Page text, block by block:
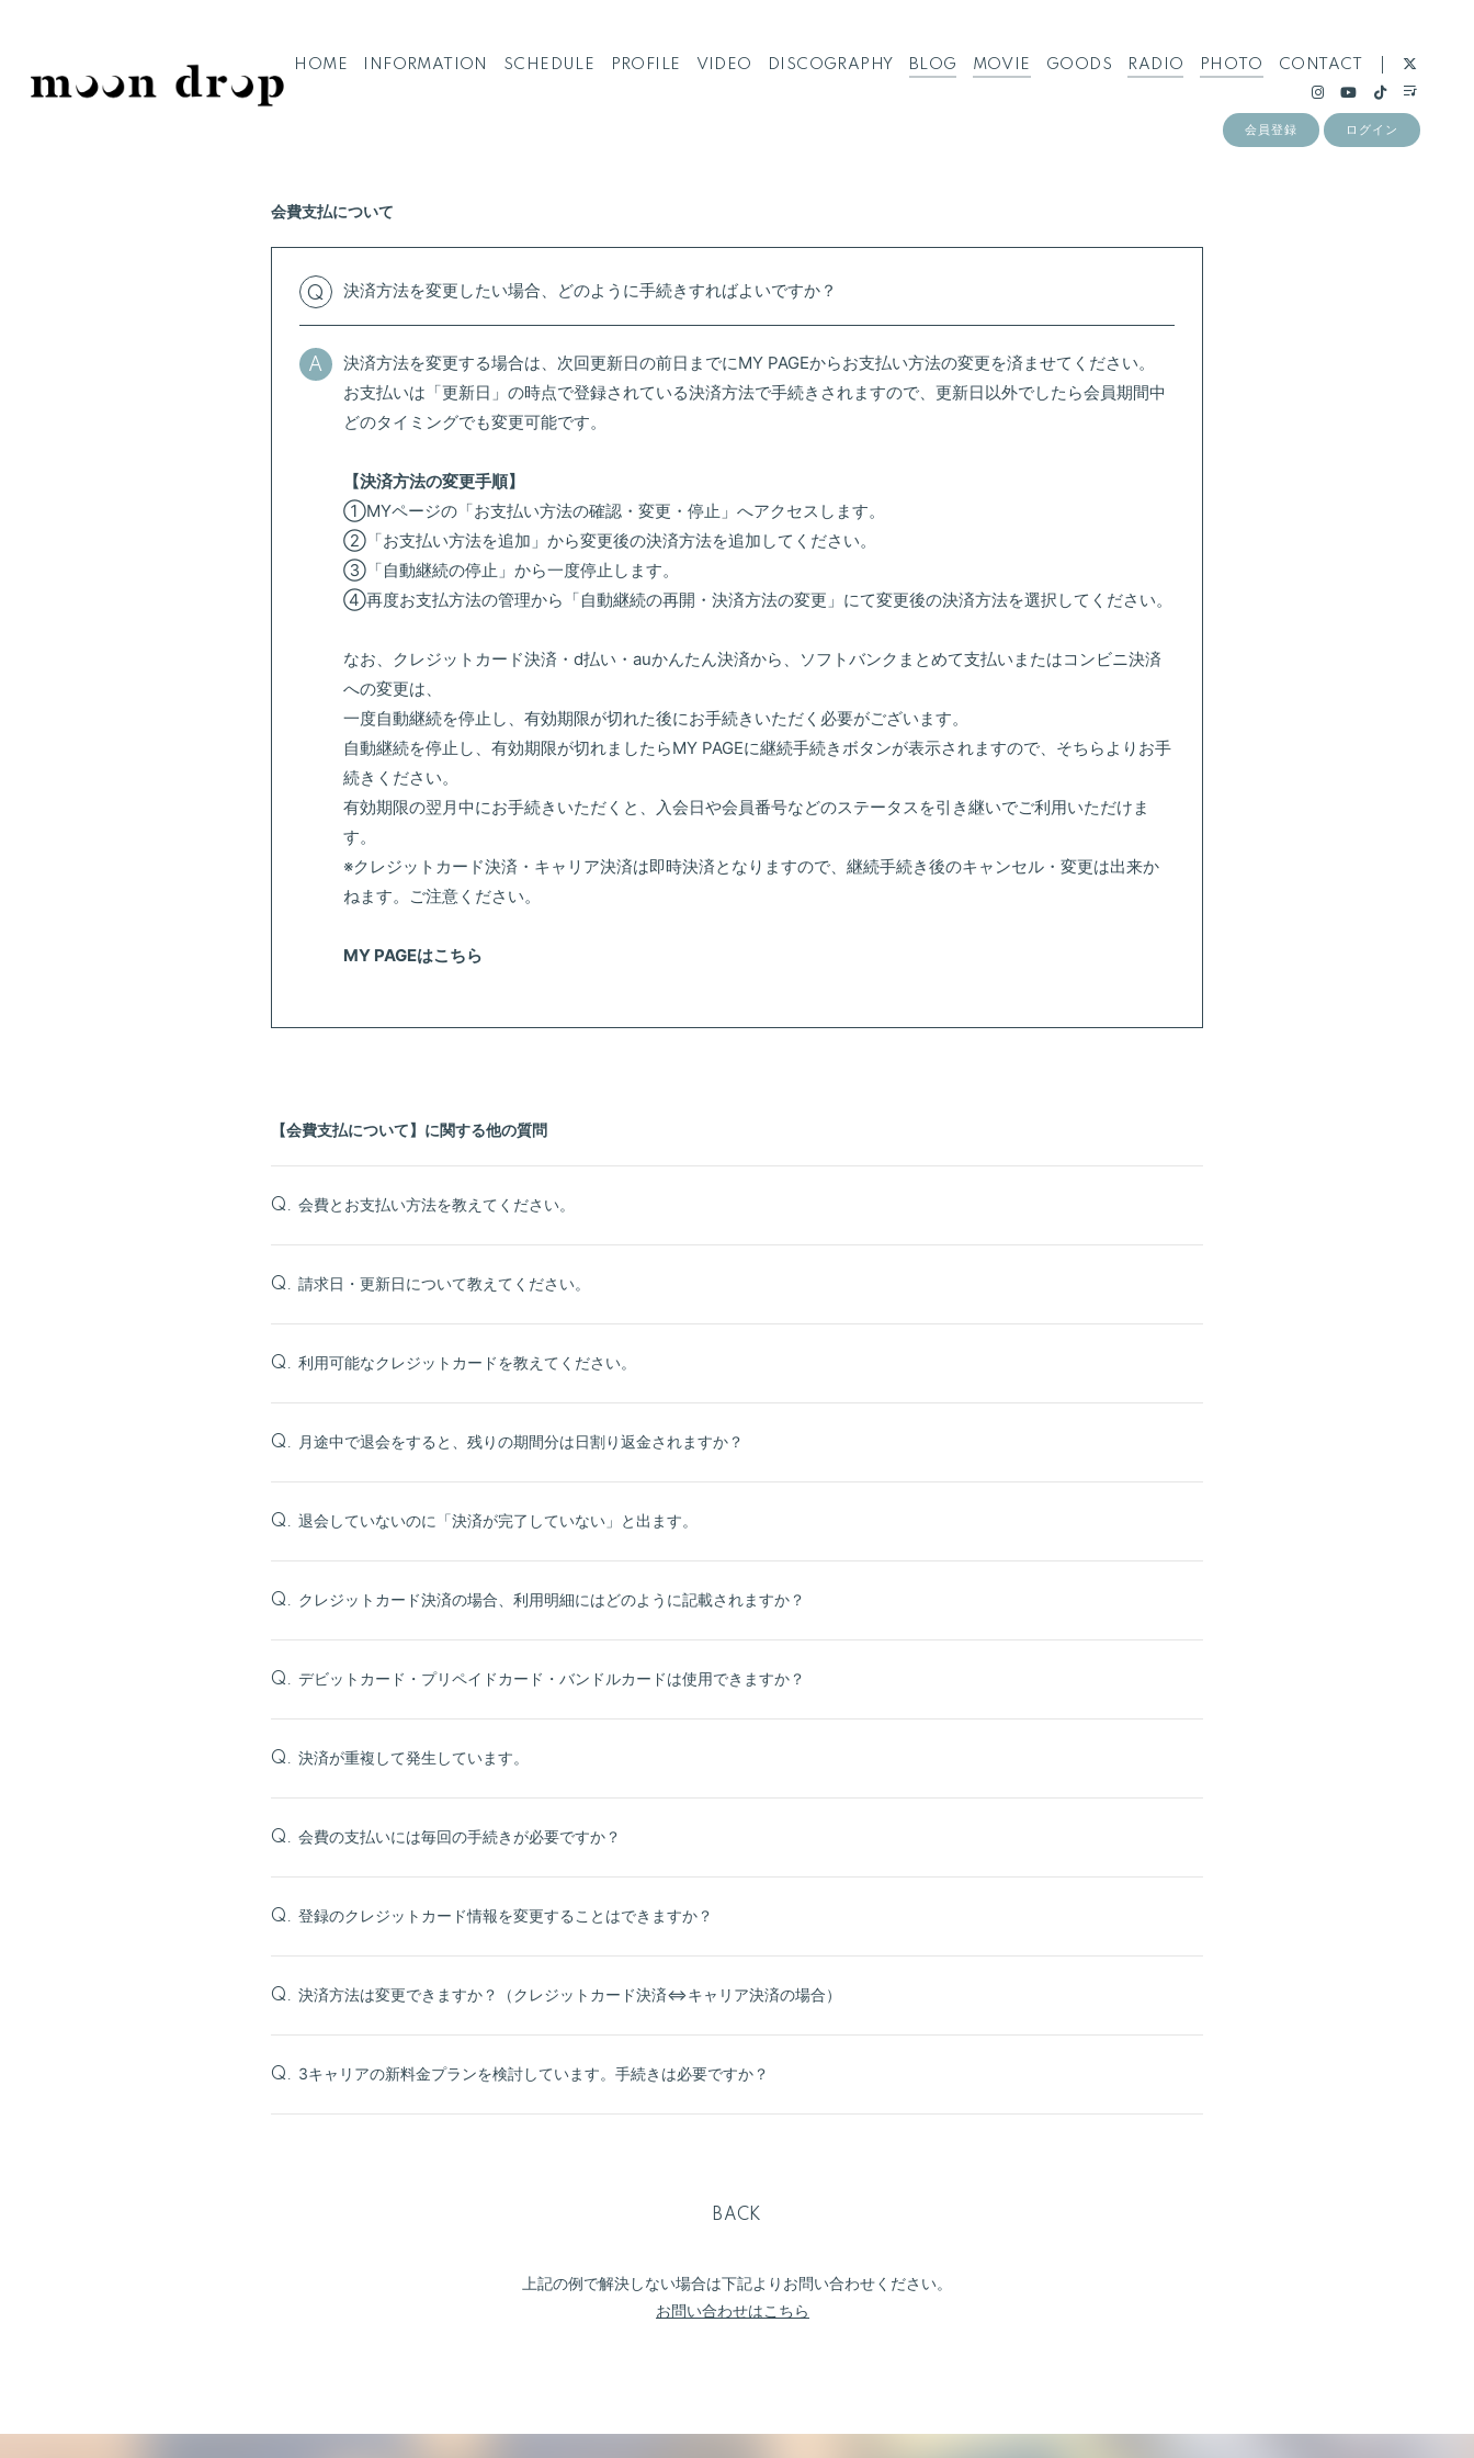
HOME INFORMATION SCHEDULE PROFILE VIDEO DISCOGRAPHY BLOG MOVIE GOODS RADIO PHOTO CONTACT
会員登録 ログイン
会費支払について
Q 決済方法を変更したい場合、どのように手続きすればよいですか？
A
決済方法を変更する場合は、次回更新日の前日までにMY PAGEからお支払い方法の変更を済ませてください。
お支払いは「更新日」の時点で登録されている決済方法で手続きされますので、更新日以外でしたら会員期間中
どのタイミングでも変更可能です。
【決済方法の変更手順】
①MYページの「お支払い方法の確認・変更・停止」へアクセスします。
②「お支払い方法を追加」から変更後の決済方法を追加してください。
③「自動継続の停止」から一度停止します。
④再度お支払方法の管理から「自動継続の再開・決済方法の変更」にて変更後の決済方法を選択してください。
なお、クレジットカード決済・d払い・auかんたん決済から、ソフトバンクまとめて支払いまたはコンビニ決済
への変更は、
一度自動継続を停止し、有効期限が切れた後にお手続きいただく必要がございます。
自動継続を停止し、有効期限が切れましたらMY PAGEに継続手続きボタンが表示されますので、そちらよりお手
続きください。
有効期限の翌月中にお手続きいただくと、入会日や会員番号などのステータスを引き継いでご利用いただけま
す。
※クレジットカード決済・キャリア決済は即時決済となりますので、継続手続き後のキャンセル・変更は出来か
ねます。ご注意ください。
MY PAGEはこちら
【会費支払について】に関する他の質問
Q. 会費とお支払い方法を教えてください。
Q. 請求日・更新日について教えてください。
Q. 利用可能なクレジットカードを教えてください。
Q. 月途中で退会をすると、残りの期間分は日割り返金されますか？
Q. 退会していないのに「決済が完了していない」と出ます。
Q. クレジットカード決済の場合、利用明細にはどのように記載されますか？
Q. デビットカード・プリペイドカード・バンドルカードは使用できますか？
Q. 決済が重複して発生しています。
Q. 会費の支払いには毎回の手続きが必要ですか？
Q. 登録のクレジットカード情報を変更することはできますか？
Q. 決済方法は変更できますか？（クレジットカード決済⇔キャリア決済の場合）
Q. 3キャリアの新料金プランを検討しています。手続きは必要ですか？
BACK
上記の例で解決しない場合は下記よりお問い合わせください。
お問い合わせはこちら